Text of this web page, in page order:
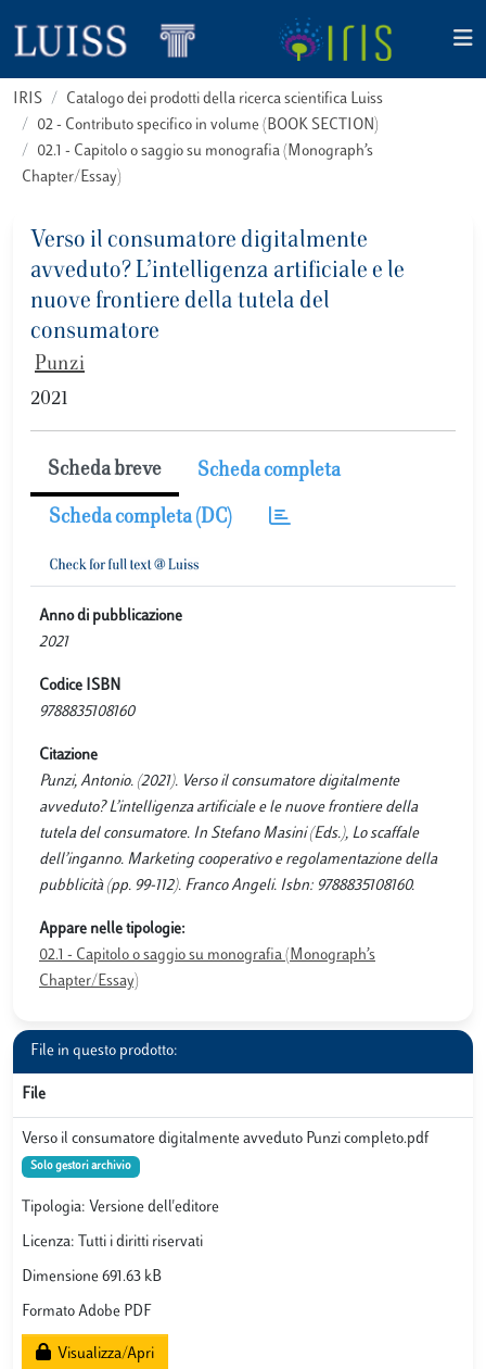
IRIS
Catalogo dei prodotti della ricerca scientifica Luiss
02 - Contributo specifico in volume (BOOK SECTION)
02.1 - Capitolo o saggio su monografia (Monograph’s
Chapter/Essay)
Verso il consumatore digitalmente
avveduto? L’intelligenza artificiale e le
nuove frontiere della tutela del
consumatore
Punzi
2021
Scheda breve Scheda completa
Scheda completa (DC)
Anno di pubblicazione
2021
Codice ISBN
9788835108160
Citazione
Punzi, Antonio. (2021). Verso il consumatore digitalmente
avveduto? L’intelligenza artificiale e le nuove frontiere della
tutela del consumatore. In Stefano Masini (Eds.), Lo scaffale
dell’inganno. Marketing cooperativo e regolamentazione della
pubblicità (pp. 99-112). Franco Angeli. Isbn: 9788835108160.
Appare nelle tipologie:
02.1 - Capitolo o saggio su monografia (Monograph’s
Chapter/Essay)
File in questo prodotto:
File
Verso il consumatore digitalmente avveduto Punzi completo.pdf
Solo gestori archivio
Tipologia: Versione dell'editore
Licenza: Tutti i diritti riservati
Dimensione 691.63 kB
Formato Adobe PDF
Visualizza/Apri